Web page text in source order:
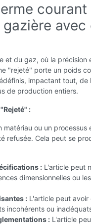
et du gaz, où la
"rejeté" porte un poids
impactant tout, de
de production entiers.
:
matériau ou un
refusée. Cela peut se
: L'article peut
dimensionnelles ou
: L'article peut
incohérents ou
: L'article